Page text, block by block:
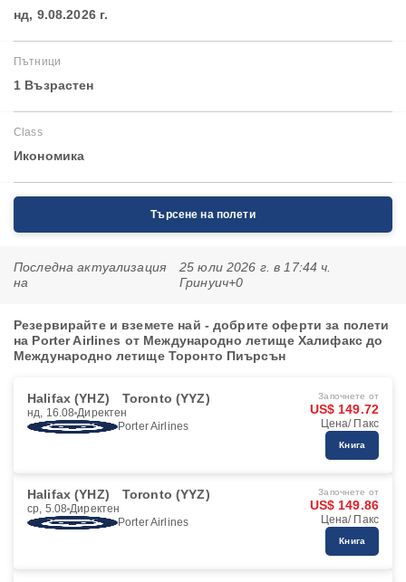
нд, 9.08.2026 г.
Пътници
1 Възрастен
Class
Икономика
Търсене на полети
Последна актуализация
на
25 юли 2026 г. в 17:44 ч.
Гринуич+0
Резервирайте и вземете най - добрите оферти за полети
на Porter Airlines от Международно летище Халифакс до
Международно летище Торонто Пиърсън
Halifax (YHZ) Toronto (YYZ)
нд, 16.08 Директен
Porter Airlines
Започнете от
US$ 149.72
Цена/ Пакс
Книга
Halifax (YHZ) Toronto (YYZ)
ср, 5.08 Директен
Porter Airlines
Започнете от
US$ 149.86
Цена/ Пакс
Книга